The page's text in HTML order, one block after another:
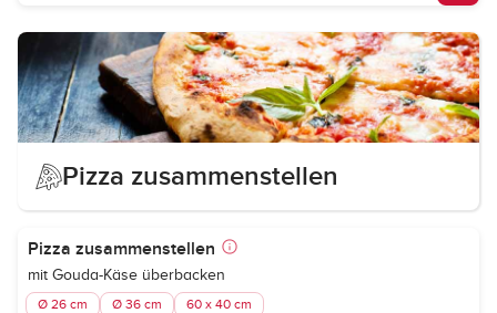
Pizza zusammenstellen
Pizza zusammenstellen
mit Gouda-Käse überbacken
Ø 26 cm Ø 36 cm 60 x 40 cm